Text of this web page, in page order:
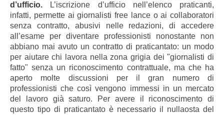
d’ufficio. L’iscrizione d’ufficio nell’elenco praticanti,
infatti, permette ai giornalisti free lance o ai collaboratori
senza contratto, abusivi nelle redazioni, di accedere
all’esame per diventare professionisti nonostante non
abbiano mai avuto un contratto di praticantato: un modo
per aiutare chi lavora nella zona grigia dei "giornalisti di
fatto" senza un riconoscimento contrattuale, ma che ha
aperto molte discussioni per il gran numero di
professionisti che così vengono immessi in un mercato
del lavoro già saturo. Per avere il riconoscimento di
questo tipo di praticantato è necessario il nullaosta del